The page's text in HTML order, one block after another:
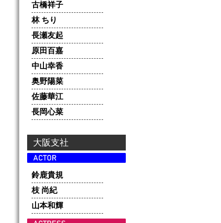
古橋祥子
林 ちり
長瀬友起
原田百嘉
中山幸香
奥野陽菜
佐藤華江
長岡心菜
大阪支社
鈴鹿貴規
枝 尚紀
山本和輝